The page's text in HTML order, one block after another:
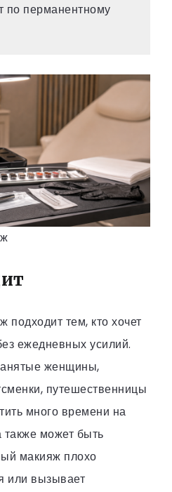
по перманентному
тем, кто хочет
ежедневных усилий.
женщины,
путешественницы
много времени на
также может быть
макияж плохо
или вызывает